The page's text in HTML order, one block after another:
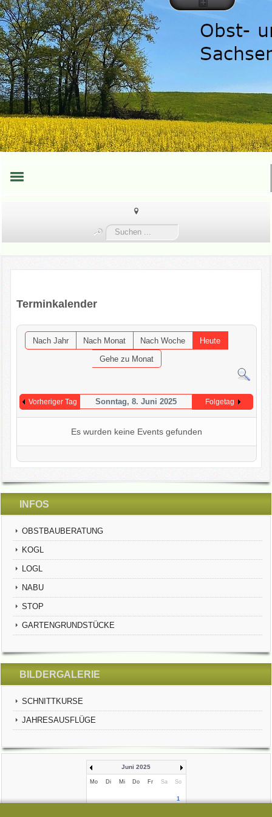
UNSER VEREIN
KONTAKT
Suchen
...
Terminkalender
Nach Jahr Nach Monat Nach Woche
Heute
Gehe zu Monat
Vorheriger Tag Sonntag, 8. Juni 2025 Folgetag
Es wurden keine Events gefunden
INFOS
OBSTBAUBERATUNG
KOGL
LOGL
NABU
STOP
GARTENGRUNDSTÜCKE
BILDERGALERIE
SCHNITTKURSE
JAHRESAUSFLÜGE
Juni 2025
Mo Di Mi Do Fr Sa So
1